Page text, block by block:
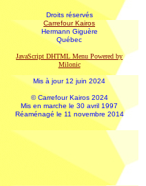
Droits réservés
Carrefour Kairos
Hermann Giguère
Québec
JavaScript DHTML Menu Powered by
Milonic
Mis à jour 12 juin 2024
© Carrefour Kairos 2024
Mis en marche le 30 avril 1997
Réaménagé le 11 novembre 2014